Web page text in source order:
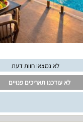
לא נמצאו חוות דעת
לא עודכנו תאריכים פנויים